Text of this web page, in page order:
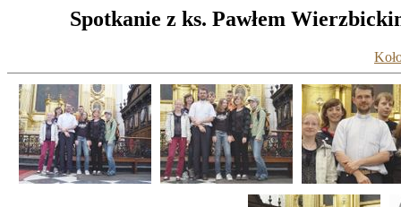
Spotkanie z ks. Pawłem